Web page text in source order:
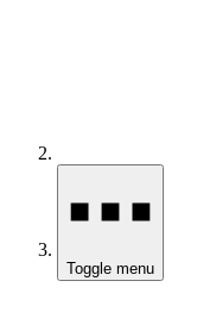
Toggle menu